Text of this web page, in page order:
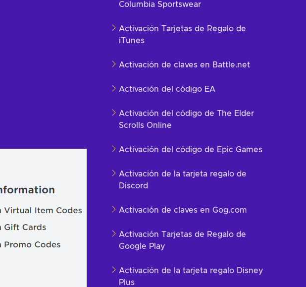
Columbia Sportswear
Activación Tarjetas de Regalo de
iTunes
Activación de claves en Battle.net
Activación del código EA
Activación del código de The Elder
Scrolls Online
Activación del código de Epic Games
Activación de la tarjeta regalo de
Discord
Activación de claves en Gog.com
Activación Tarjetas de Regalo de
Google Play
Activación de la tarjeta regalo Disney
Plus